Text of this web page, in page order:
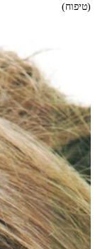
(טיפוח)